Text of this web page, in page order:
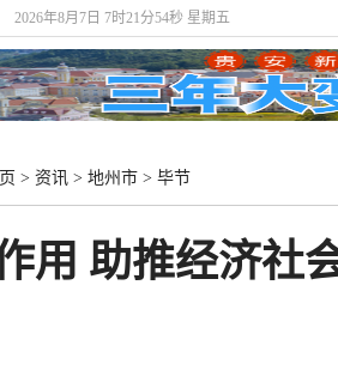
2026年8月7日 7时21分55秒 星期五
> 资讯 > 地州市 > 毕节
用 助推经济社